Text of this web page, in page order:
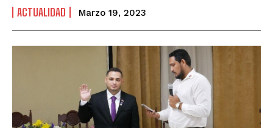
ACTUALIDAD Marzo 19, 2023